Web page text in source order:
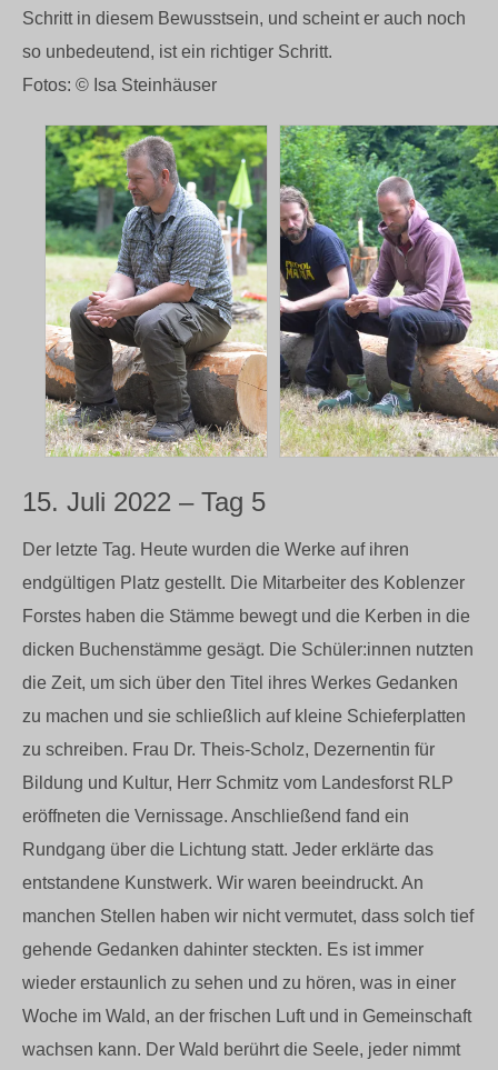
Schritt in diesem Bewusstsein, und scheint er auch noch
so unbedeutend, ist ein richtiger Schritt.
Fotos: ©️ Isa Steinhäuser
15. Juli 2022 – Tag 5
Der letzte Tag. Heute wurden die Werke auf ihren
endgültigen Platz gestellt. Die Mitarbeiter des Koblenzer
Forstes haben die Stämme bewegt und die Kerben in die
dicken Buchenstämme gesägt. Die Schüler:innen nutzten
die Zeit, um sich über den Titel ihres Werkes Gedanken
zu machen und sie schließlich auf kleine Schieferplatten
zu schreiben. Frau Dr. Theis-Scholz, Dezernentin für
Bildung und Kultur, Herr Schmitz vom Landesforst RLP
eröffneten die Vernissage. Anschließend fand ein
Rundgang über die Lichtung statt. Jeder erklärte das
entstandene Kunstwerk. Wir waren beeindruckt. An
manchen Stellen haben wir nicht vermutet, dass solch tief
gehende Gedanken dahinter steckten. Es ist immer
wieder erstaunlich zu sehen und zu hören, was in einer
Woche im Wald, an der frischen Luft und in Gemeinschaft
wachsen kann. Der Wald berührt die Seele, jeder nimmt